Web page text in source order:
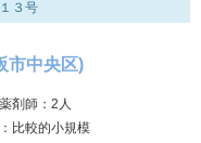
３号
市中央区)
剤師：2人
比較的小規模